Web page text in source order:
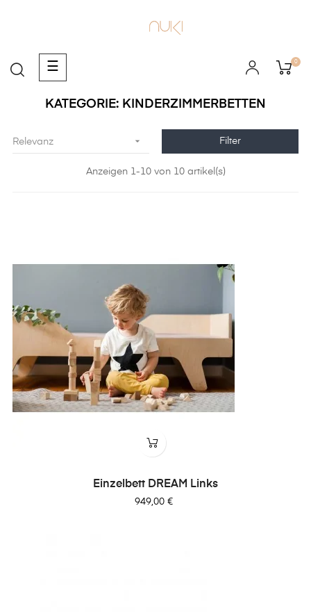
Umschalten
der
☰ 0
KATEGORIE: KINDERZIMMERBETTEN
Relevanz  Filter
Anzeigen 1-10 von 10 artikel(s)
Einzelbett DREAM Links
Preis
949,00 €